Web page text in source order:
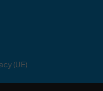
(UE)